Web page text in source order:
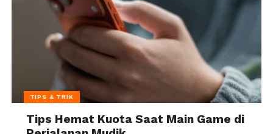
TIPS & TRIK
Tips Hemat Kuota Saat Main Game di